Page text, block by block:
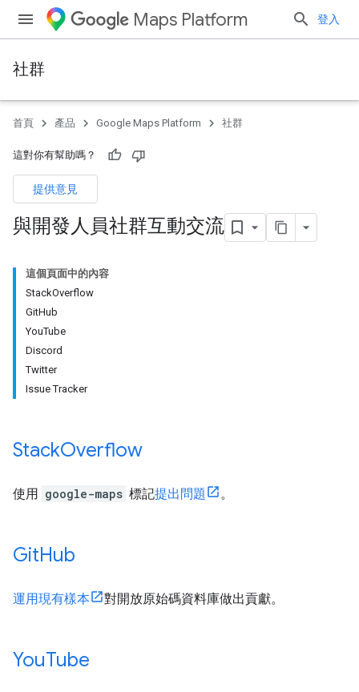
Maps Platform 登入
社群
首頁 產品 Google Maps Platform 社群
這對你有幫助嗎？
提供意見
與開發人員社群互動交流
這個頁面中的內容
StackOverflow
GitHub
YouTube
Discord
Twitter
Issue Tracker
StackOverflow
使用 google-maps 標記提出問題 。
GitHub
運用現有樣本 對開放原始碼資料庫做出貢獻。
YouTube